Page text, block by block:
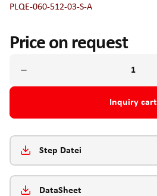
PLQE-060-512-03-S-A
Price on request
Inquiry cart
Step Datei
DataSheet